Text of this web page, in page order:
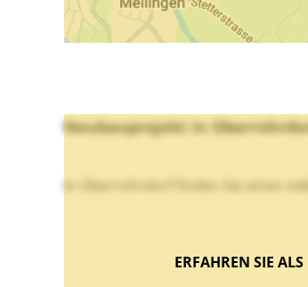
Neubauprojekt in
In Oberrohrdorf finden Sie einen
ERFAHREN SIE